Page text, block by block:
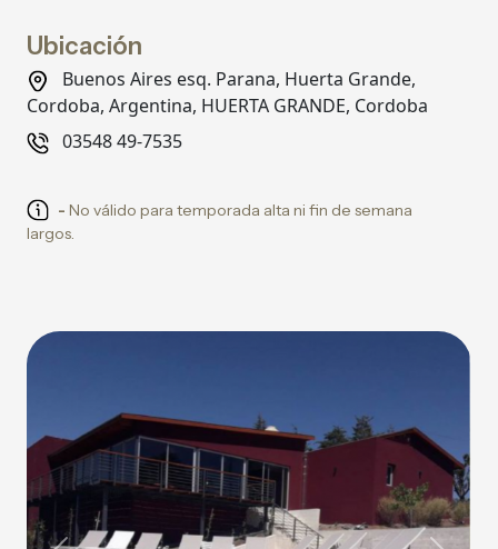
Ubicación
Buenos Aires esq. Parana, Huerta Grande,
Cordoba, Argentina, HUERTA GRANDE, Cordoba
03548 49-7535
- No válido para temporada alta ni fin de semana
largos.